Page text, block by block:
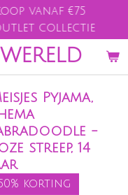
vanaf €75
collectie
Pyjama,
-
streep, 14
korting